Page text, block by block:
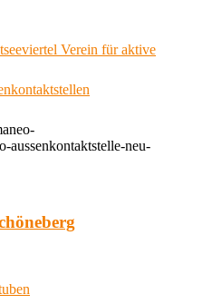
Verein für aktive
aussenkontaktstelle-neu-